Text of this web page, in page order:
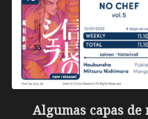
Algumas capas